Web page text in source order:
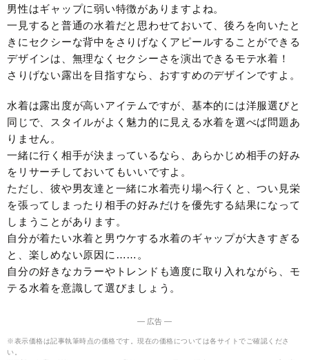
男性はギャップに弱い特徴がありますよね。
一見すると普通の水着だと思わせておいて、後ろを向いたと
きにセクシーな背中をさりげなくアピールすることができる
デザインは、無理なくセクシーさを演出できるモテ水着！
さりげない露出を目指すなら、おすすめのデザインですよ。
水着は露出度が高いアイテムですが、基本的には洋服選びと
同じで、スタイルがよく魅力的に見える水着を選べば問題あ
りません。
一緒に行く相手が決まっているなら、あらかじめ相手の好み
をリサーチしておいてもいいですよ。
ただし、彼や男友達と一緒に水着売り場へ行くと、つい見栄
を張ってしまったり相手の好みだけを優先する結果になって
しまうことがあります。
自分が着たい水着と男ウケする水着のギャップが大きすぎる
と、楽しめない原因に……。
自分の好きなカラーやトレンドも適度に取り入れながら、モ
テる水着を意識して選びましょう。
― 広告 ―
※表示価格は記事執筆時点の価格です。現在の価格については各サイトでご確認くださ
い。